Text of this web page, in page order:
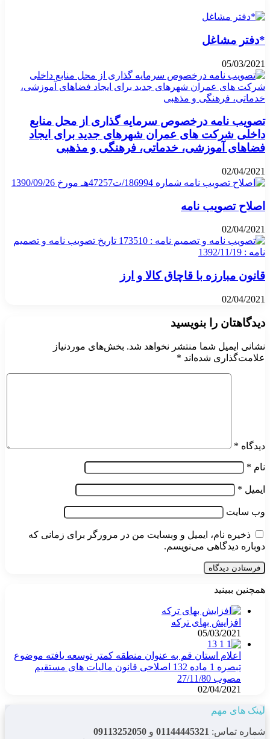
*دفتر مشاغل
05/03/2021
تصویب نامه درخصوص سرمایه گذاری از محل منابع
داخلی شرکت های عمران شهرهای جدید برای ایجاد
فضاهای آموزشی، خدماتی، فرهنگی و مذهبی
02/04/2021
اصلاح تصویب نامه
02/04/2021
قانون مبارزه با قاچاق کالا و ارز
02/04/2021
دیدگاهتان را بنویسید
نشانی ایمیل شما منتشر نخواهد شد. بخش‌های موردنیاز
علامت‌گذاری شده‌اند *
دیدگاه *
نام *
ایمیل *
وب‌ سایت
ذخیره نام، ایمیل و وبسایت من در مرورگر برای زمانی که
دوباره دیدگاهی می‌نویسم.
همچنین ببینید
افزایش بهای ترکه
05/03/2021
اعلام استان قم به عنوان منطقه کمتر توسعه یافته موضوع
تبصره 1 ماده 132 اصلاحی قانون مالیات های مستقیم
مصوب 27/11/80
02/04/2021
لینک های مهم
شماره تماس: 01144445321 و 09113252050